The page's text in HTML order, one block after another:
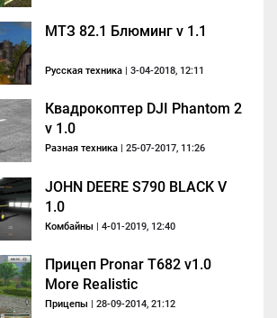
МТЗ 82.1 Блюминг v 1.1
Русская техника | 3-04-2018, 12:11
Квадрокоптер DJI Phantom 2
v 1.0
Разная техника | 25-07-2017, 11:26
JOHN DEERE S790 BLACK V
1.0
Комбайны | 4-01-2019, 12:40
Прицеп Pronar T682 v1.0
More Realistic
Прицепы | 28-09-2014, 21:12